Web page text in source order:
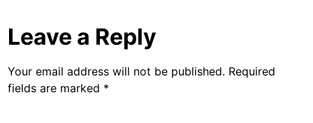
Leave a Reply
Your email address will not be published. Required
fields are marked *